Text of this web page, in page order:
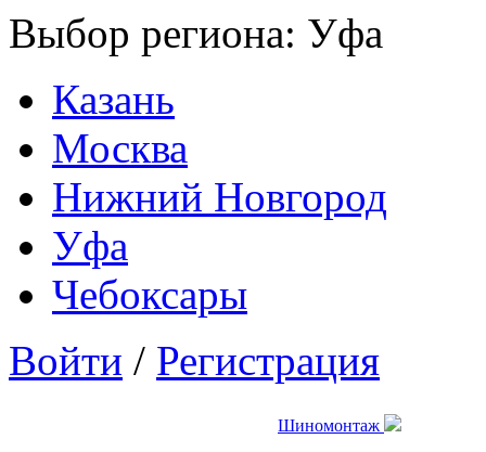
Выбор региона: Уфа
Казань
Москва
Нижний Новгород
Уфа
Чебоксары
Войти / Регистрация
Шиномонтаж